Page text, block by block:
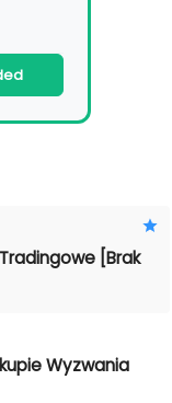
[Brak
Wyzwania